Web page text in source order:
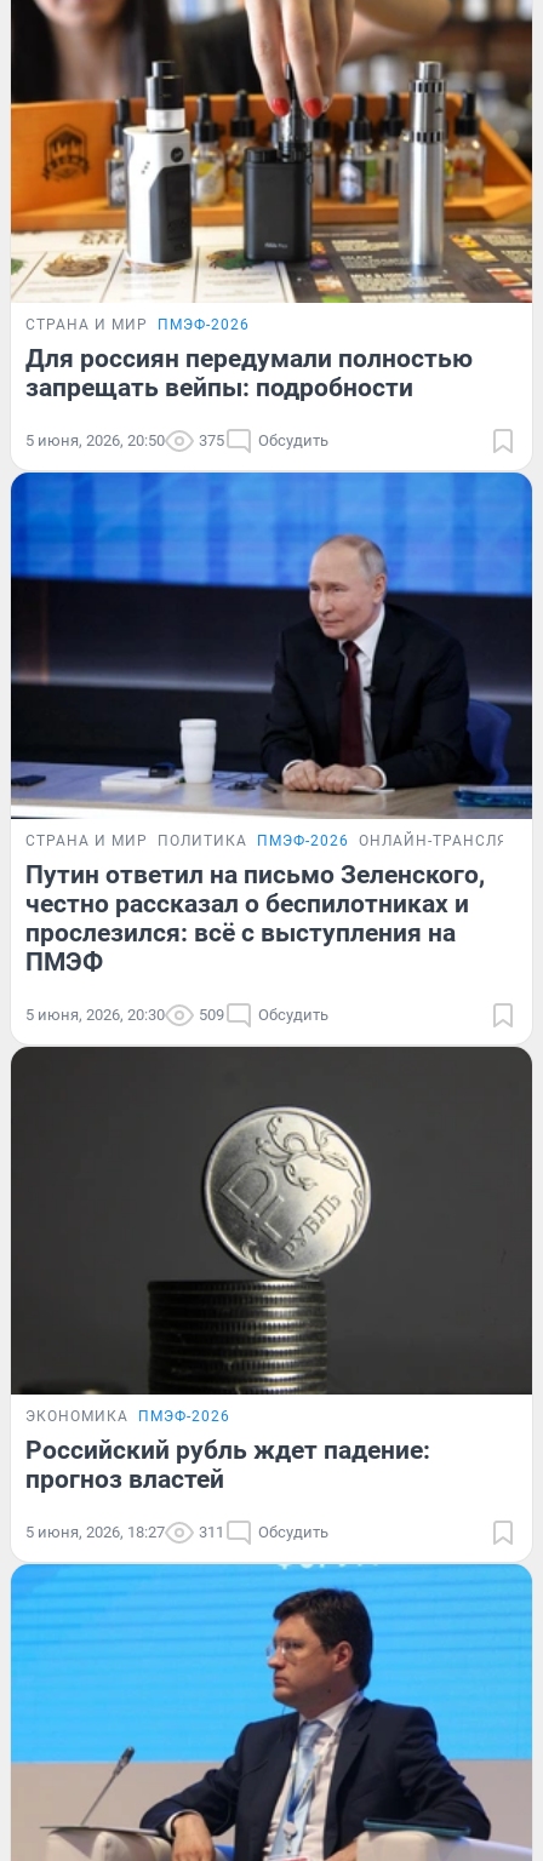
СТРАНА И МИР ПМЭФ-2026
Для россиян передумали полностью
запрещать вейпы: подробности
5 июня, 2026, 20:50 375 Обсудить
СТРАНА И МИР ПОЛИТИКА ПМЭФ-2026 ОНЛАЙН-ТРАНСЛЯЦИЯ
Путин ответил на письмо Зеленского,
честно рассказал о беспилотниках и
прослезился: всё с выступления на
ПМЭФ
5 июня, 2026, 20:30 509 Обсудить
ЭКОНОМИКА ПМЭФ-2026
Российский рубль ждет падение:
прогноз властей
5 июня, 2026, 18:27 311 Обсудить